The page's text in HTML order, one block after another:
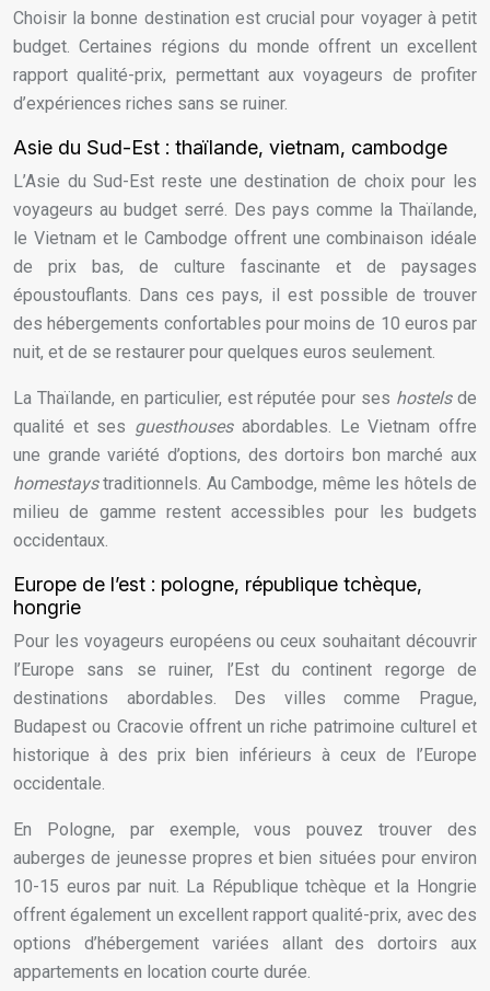
Choisir la bonne destination est crucial pour voyager à petit
budget. Certaines régions du monde offrent un excellent
rapport qualité-prix, permettant aux voyageurs de profiter
d’expériences riches sans se ruiner.
Asie du Sud-Est : thaïlande, vietnam, cambodge
L’Asie du Sud-Est reste une destination de choix pour les
voyageurs au budget serré. Des pays comme la Thaïlande,
le Vietnam et le Cambodge offrent une combinaison idéale
de prix bas, de culture fascinante et de paysages
époustouflants. Dans ces pays, il est possible de trouver
des hébergements confortables pour moins de 10 euros par
nuit, et de se restaurer pour quelques euros seulement.
La Thaïlande, en particulier, est réputée pour ses hostelsde
qualité et ses guesthouses abordables. Le Vietnam offre
une grande variété d’options, des dortoirs bon marché aux
homestaystraditionnels. Au Cambodge, même les hôtels de
milieu de gamme restent accessibles pour les budgets
occidentaux.
Europe de l’est : pologne, république tchèque,
hongrie
Pour les voyageurs européens ou ceux souhaitant découvrir
l’Europe sans se ruiner, l’Est du continent regorge de
destinations abordables. Des villes comme Prague,
Budapest ou Cracovie offrent un riche patrimoine culturel et
historique à des prix bien inférieurs à ceux de l’Europe
occidentale.
En Pologne, par exemple, vous pouvez trouver des
auberges de jeunesse propres et bien situées pour environ
10-15 euros par nuit. La République tchèque et la Hongrie
offrent également un excellent rapport qualité-prix, avec des
options d’hébergement variées allant des dortoirs aux
appartements en location courte durée.